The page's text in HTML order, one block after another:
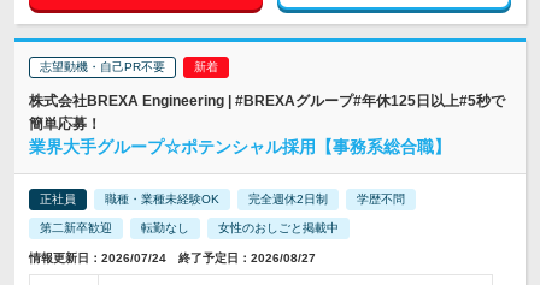
志望動機・自己PR不要
株式会社BREXA Engineering | #BREXAグループ#年休125日以上#5秒で
簡単応募！
業界大手グループ☆ポテンシャル採用【事務系総合職】
正社員 職種・業種未経験OK 完全週休2日制 学歴不問
第二新卒歓迎 転勤なし 女性のおしごと掲載中
情報更新日：2026/07/24 終了予定日：2026/08/27